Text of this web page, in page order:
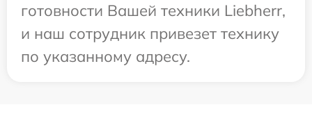
готовности Вашей техники Liebherr,
и наш сотрудник привезет технику
по указанному адресу.